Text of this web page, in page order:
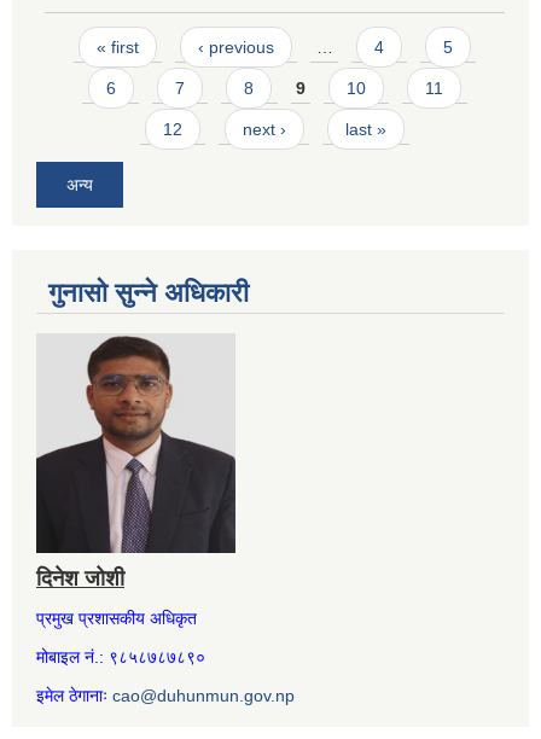
Pages
« first ‹ previous 4 5
6 7 8 9 10 11
12 next › last »
अन्य
गुनासो सुन्ने अधिकारी
दिनेश जोशी
प्रमुख प्रशासकीय अधिकृत
मोबाइल नं.: ९८५८७८७८९०
इमेल ठेगानाः cao@duhunmun.gov.np